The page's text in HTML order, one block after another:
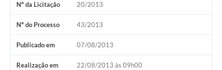
Nº da Licitação 20/2013
Nº do Processo 43/2013
Publicado em 07/08/2013
Realização em 22/08/2013 às 09h00